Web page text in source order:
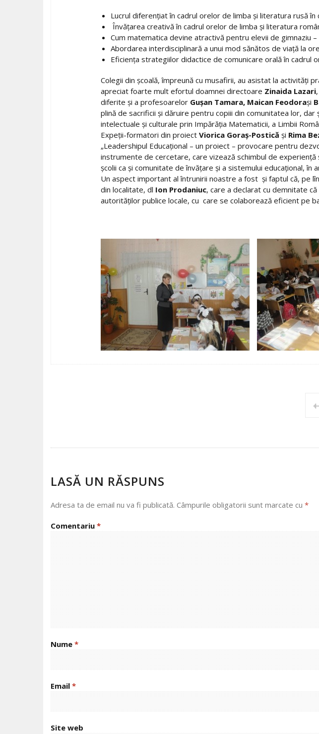
Lucrul diferenţiat în cadrul orelor de limba şi literatura rusă
Învăţarea creativă în cadrul orelor de limba şi literatura
Cum matematica devine atractivă pentru elevii de gimnaziu –
Abordarea interdisciplinară a unui mod sănătos de viaţă la
Eficienţa strategiilor didactice de comunicare orală în cadrul
Colegii din şcoală, împreună cu musafirii, au asistat la activităţi
apreciat foarte mult efortul doamnei directoare Zinaida Lazari
diferite şi a profesoarelor Guşan Tamara, Maican Feodoraşi
plină de sacrificii şi dăruire pentru copiii din comunitatea lor,
intelectuale şi culturale prin Impărăţia Matematicii, a Limbii
Expeţii-formatori din proiect Viorica Goraş-Postică şi Rima
„Leadershipul Educaţional – un proiect – provocare pentru
instrumente de cercetare, care vizează schimbul de
şcolii ca şi comunitate de învăţare şi a sistemului educaţional, în
Un aspect important al întrunirii noastre a fost şi faptul că, pe
din localitate, dl Ion Prodaniuc, care a declarat cu demnitate
autorităţilor publice locale, cu care se colaborează eficient pe
NAVIGATION
LASĂ UN RĂSPUNS
Adresa ta de email nu va fi publicată. Câmpurile obligatorii sunt marcate cu *
Comentariu *
Nume *
Email *
Site web